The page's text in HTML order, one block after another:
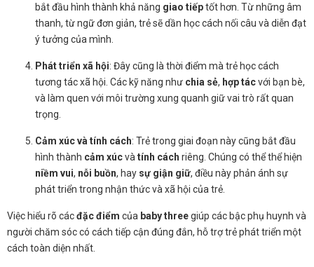
bắt đầu hình thành khả năng giao tiếptốt hơn. Từ những âm
thanh, từ ngữ đơn giản, trẻ sẽ dần học cách nối câu và diễn đạt
ý tưởng của mình.
Phát triển xã hội: Đây cũng là thời điểm mà trẻ học cách
tương tác xã hội. Các kỹ năng như chia sẻ, hợp tácvới bạn bè,
và làm quen với môi trường xung quanh giữ vai trò rất quan
trọng.
Cảm xúc và tính cách: Trẻ trong giai đoạn này cũng bắt đầu
hình thành cảm xúcvà tính cách riêng. Chúng có thể thể hiện
niềm vui, nỗi buồn, hay sự giận giữ, điều này phản ánh sự
phát triển trong nhận thức và xã hội của trẻ.
Việc hiểu rõ cácđặc điểm của baby threegiúp các bậc phụ huynh và
người chăm sóc có cách tiếp cận đúng đắn, hỗ trợ trẻ phát triển một
cách toàn diện nhất.